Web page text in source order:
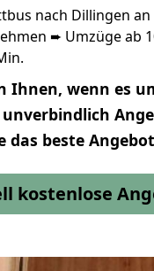
nach Dillingen
➨ Umzüge ab
Ihnen, wenn es
unverbindlich
das beste
kostenlose